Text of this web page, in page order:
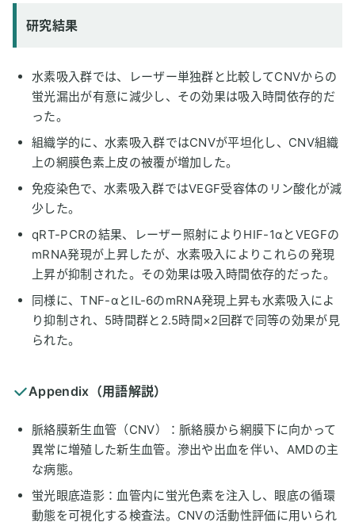
研究結果
水素吸入群では、レーザー単独群と比較してCNVからの
蛍光漏出が有意に減少し、その効果は吸入時間依存的だ
った。
組織学的に、水素吸入群ではCNVが平坦化し、CNV組織
上の網膜色素上皮の被覆が増加した。
免疫染色で、水素吸入群ではVEGF受容体のリン酸化が減
少した。
qRT-PCRの結果、レーザー照射によりHIF-1αとVEGFの
mRNA発現が上昇したが、水素吸入によりこれらの発現
上昇が抑制された。その効果は吸入時間依存的だった。
同様に、TNF-αとIL-6のmRNA発現上昇も水素吸入によ
り抑制され、5時間群と2.5時間×2回群で同等の効果が見
られた。
Appendix（用語解説）
脈絡膜新生血管（CNV）：脈絡膜から網膜下に向かって
異常に増殖した新生血管。滲出や出血を伴い、AMDの主
な病態。
蛍光眼底造影：血管内に蛍光色素を注入し、眼底の循環
動態を可視化する検査法。CNVの活動性評価に用いられ